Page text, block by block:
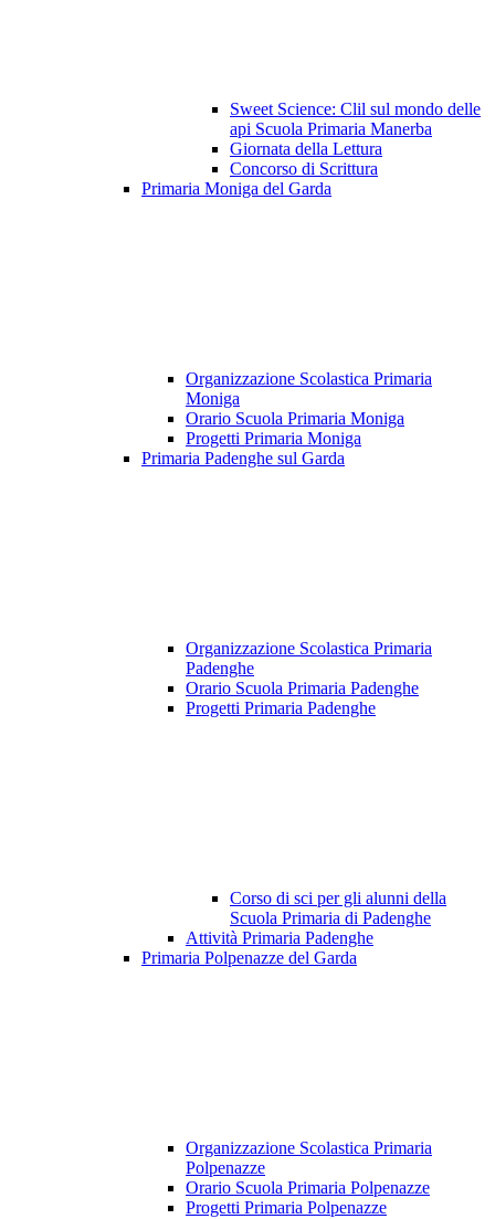
Sweet Science: Clil sul mondo delle
api Scuola Primaria Manerba
Giornata della Lettura
Concorso di Scrittura
Primaria Moniga del Garda
Organizzazione Scolastica Primaria
Moniga
Orario Scuola Primaria Moniga
Progetti Primaria Moniga
Primaria Padenghe sul Garda
Organizzazione Scolastica Primaria
Padenghe
Orario Scuola Primaria Padenghe
Progetti Primaria Padenghe
Corso di sci per gli alunni della
Scuola Primaria di Padenghe
Attività Primaria Padenghe
Primaria Polpenazze del Garda
Organizzazione Scolastica Primaria
Polpenazze
Orario Scuola Primaria Polpenazze
Progetti Primaria Polpenazze